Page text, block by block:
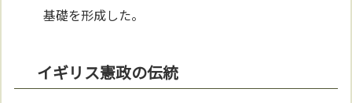
基礎を形成した。
イギリス憲政の伝統